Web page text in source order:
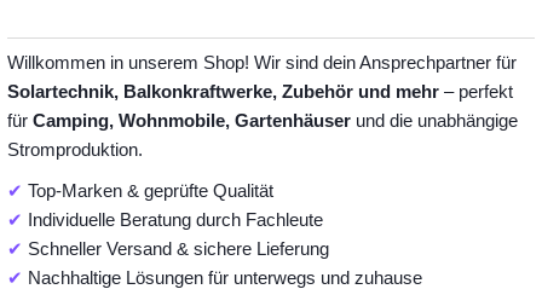
Willkommen in unserem Shop! Wir sind dein Ansprechpartner für
Solartechnik, Balkonkraftwerke, Zubehör und mehr – perfekt
für Camping, Wohnmobile, Gartenhäuser und die unabhängige
Stromproduktion.
✔ Top-Marken & geprüfte Qualität
✔ Individuelle Beratung durch Fachleute
✔ Schneller Versand & sichere Lieferung
✔ Nachhaltige Lösungen für unterwegs und zuhause